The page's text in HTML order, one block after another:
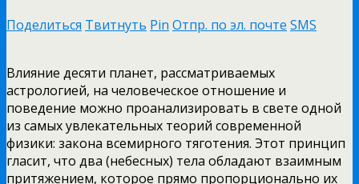
Поделиться Твитнуть Pin Отпр. по эл. почте SMS
Влияние десяти планет, рассматриваемых
астрологией, на человеческое отношение и
поведение можно проанализировать в свете одной
из самых увлекательных теорий современной
физики: закона всемирного тяготения. Этот принцип
гласит, что два (небесных) тела обладают взаимным
притяжением, которое прямо пропорционально их